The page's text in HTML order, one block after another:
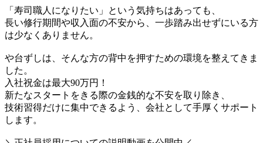
「寿司職人になりたい」という気持ちはあっても、
長い修行期間や収入面の不安から、一歩踏み出せずにいる方
は少なくありません。
や台ずしは、そんな方の背中を押すための環境を整えてきま
した。
入社祝金は最大90万円！
新たなスタートをきる際の金銭的な不安を取り除き、
技術習得だけに集中できるよう、会社として手厚くサポート
します。